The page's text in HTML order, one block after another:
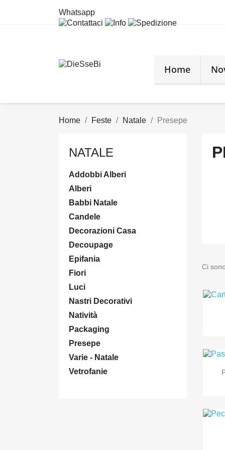
Whatsapp
Home
Home Feste Natale Presepe
NATALE
Addobbi Alberi
Alberi
Babbi Natale
Candele
Decorazioni Casa
Decoupage
Epifania
Fiori
Luci
Nastri Decorativi
Natività
Packaging
Presepe
Varie - Natale
Vetrofanie
Ci